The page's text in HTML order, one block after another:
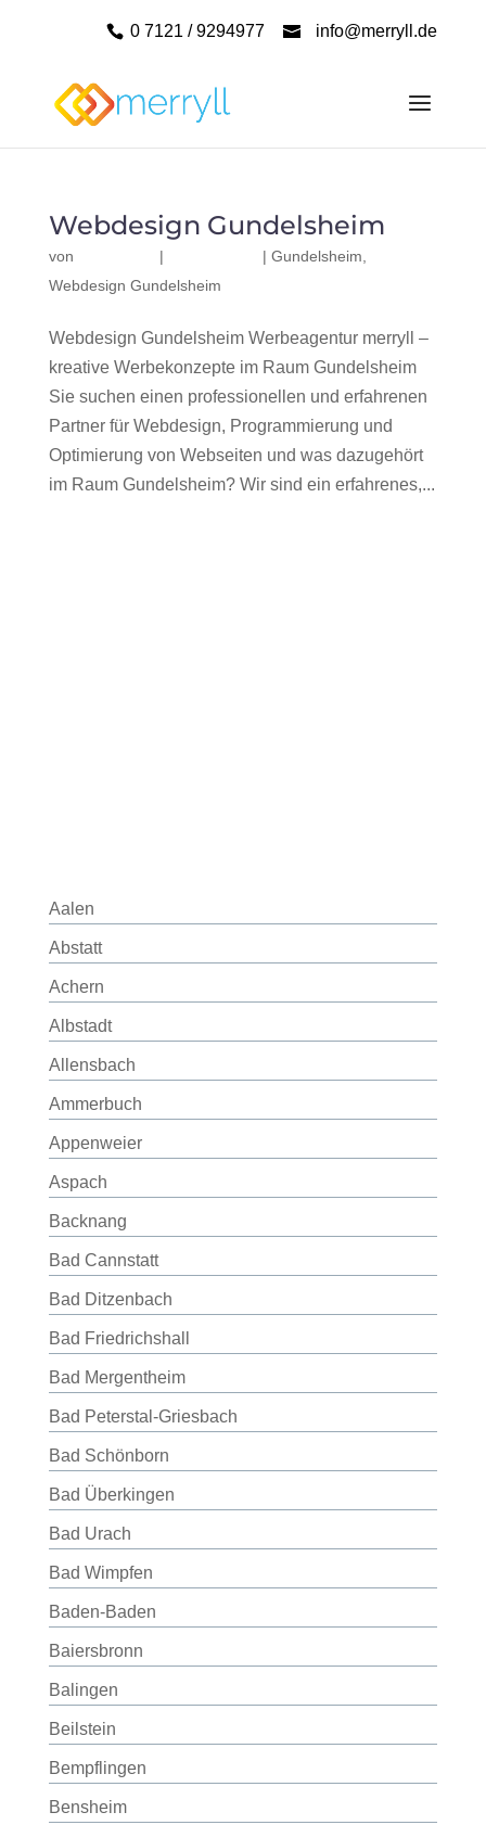
0 7121 / 9294977 info@merryll.de
Webdesign Gundelsheim
von | | Gundelsheim
Webdesign Gundelsheim
Webdesign Gundelsheim Werbeagentur merryll –
kreative Werbekonzepte im Raum Gundelsheim
Sie suchen einen professionellen und erfahrenen
Partner für Webdesign, Programmierung und
Optimierung von Webseiten und was dazugehört
im Raum Gundelsheim? Wir sind ein erfahrenes,...
Aalen
Abstatt
Achern
Albstadt
Allensbach
Ammerbuch
Appenweier
Aspach
Backnang
Bad Cannstatt
Bad Ditzenbach
Bad Friedrichshall
Bad Mergentheim
Bad Peterstal-Griesbach
Bad Schönborn
Bad Überkingen
Bad Urach
Bad Wimpfen
Baden-Baden
Baiersbronn
Balingen
Beilstein
Bempflingen
Bensheim